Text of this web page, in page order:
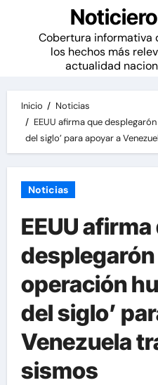
Cobertura informativa
los hechos más
actualidad
Inicio
Noticias
EEUU afirma que
del siglo’ para apoyar a
Noticias
EEUU
desplegarón
operación
del siglo’
Venezuela
sismos